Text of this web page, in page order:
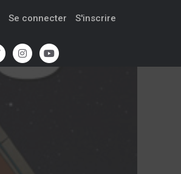
Se connecter S'inscrire